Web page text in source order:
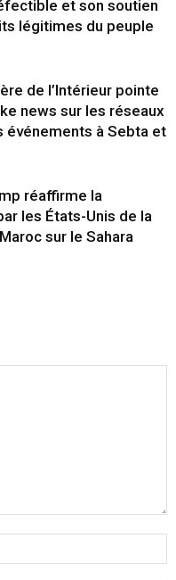
et son soutien
légitimes du peuple
de l’Intérieur pointe
news sur les réseaux
événements à Sebta et
réaffirme la
les États-Unis de la
sur le Sahara